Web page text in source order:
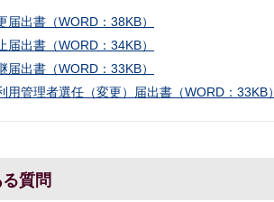
届出書（WORD：38KB）
届出書（WORD：34KB）
届出書（WORD：33KB）
用管理者選任（変更）届出書（WORD：33KB）
質問